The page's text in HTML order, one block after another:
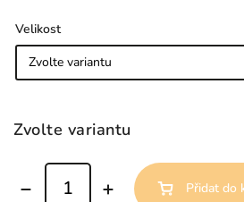
Velikost
Zvolte variantu
Přidat do